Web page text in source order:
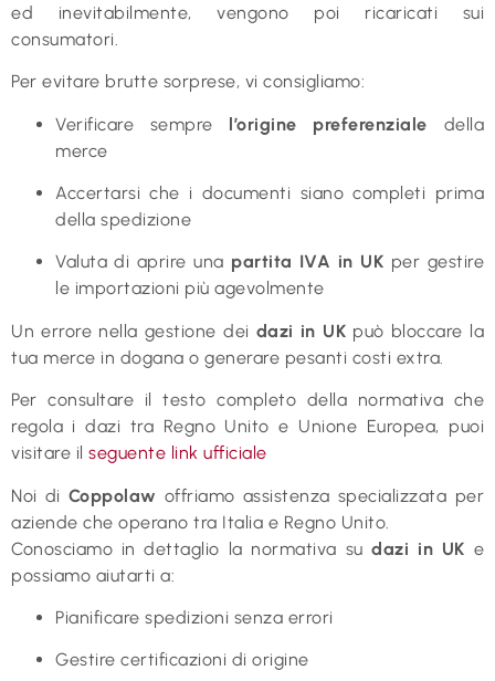
ed inevitabilmente, vengono poi ricaricati sui
consumatori.
Per evitare brutte sorprese, vi consigliamo:
Verificare sempre l’origine preferenziale della
merce
Accertarsi che i documenti siano completi prima
della spedizione
Valuta di aprire una partita IVA in UK per gestire
le importazioni più agevolmente
Un errore nella gestione dei dazi in UK può bloccare la
tua merce in dogana o generare pesanti costi extra.
Per consultare il testo completo della normativa che
regola i dazi tra Regno Unito e Unione Europea, puoi
visitare il seguente link ufficiale
Noi di Coppolaw offriamo assistenza specializzata per
aziende che operano tra Italia e Regno Unito.
Conosciamo in dettaglio la normativa sudazi in UK e
possiamo aiutarti a:
Pianificare spedizioni senza errori
Gestire certificazioni di origine